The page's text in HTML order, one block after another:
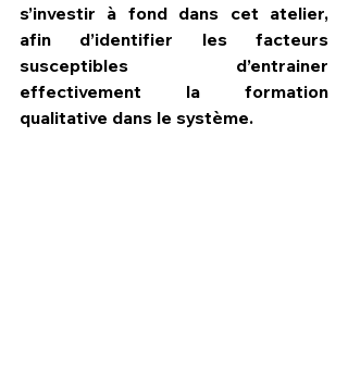
s’investir à fond dans cet atelier,
afin d’identifier les facteurs
susceptibles d’entrainer
effectivement la formation
qualitative dans le système.